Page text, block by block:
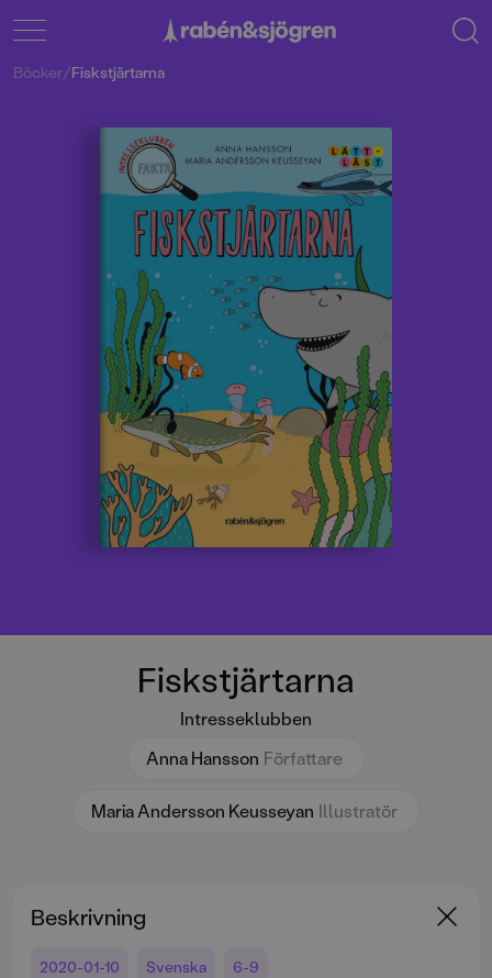
Fiskstjärtarna
Intresseklubben
Anna Hansson Författare
Maria Andersson Keusseyan Illustratör
Böcker/Fiskstjärtarna
Beskrivning
2020-01-10 Svenska 6-9